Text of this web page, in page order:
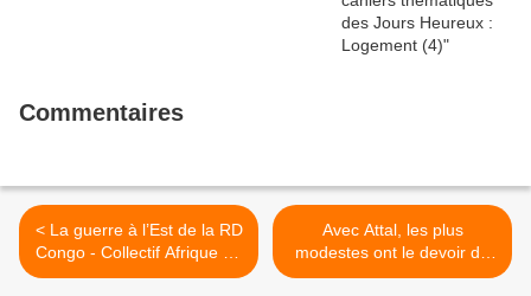
Commentaires
< La guerre à l’Est de la RD
Congo - Collectif Afrique du
PCF
Avec Attal, les plus
modestes ont le devoir de
travailler, les plus riches